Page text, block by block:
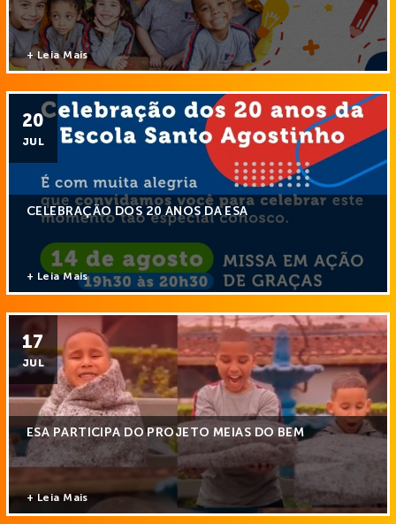
+ Leia Mais
20
JUL
CELEBRAÇÃO DOS 20 ANOS DA ESA
+ Leia Mais
17
JUL
ESA PARTICIPA DO PROJETO MEIAS DO BEM
+ Leia Mais